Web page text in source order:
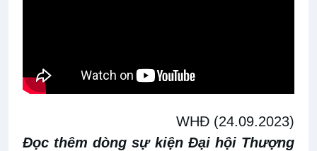
WHĐ (24.09.2023)
Đọc thêm dòng sự kiện Đại hội Thượng